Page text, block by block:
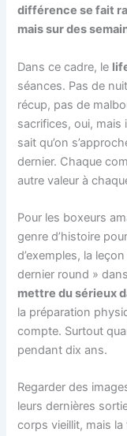
différence se fait
mais sur des
Dans ce cadre, le
séances. Pas de
récup, pas de
sacrifices, oui,
sait qu’on
dernier. Chaque
autre valeur à
Pour les boxeurs
genre d’histoire
d’exemples, la
dernier round »
mettre du sérieux
la préparation
compte. Surtout
pendant dix ans.
Regarder des
leurs dernières
corps vieillit, mais